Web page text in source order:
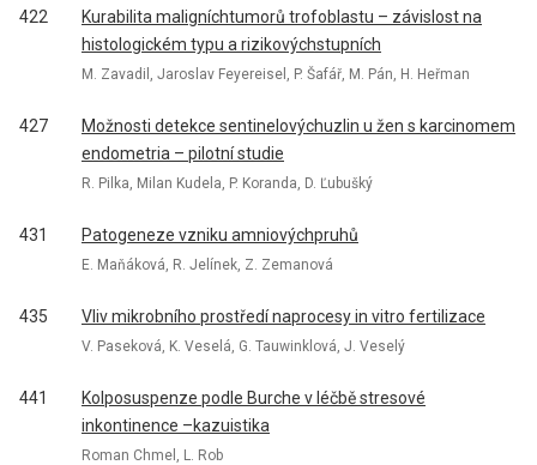
422
Kurabilita maligníchtumorů trofoblastu – závislost na
histologickém typu a rizikovýchstupních
M. Zavadil, Jaroslav Feyereisel, P. Šafář, M. Pán, H. Heřman
427
Možnosti detekce sentinelovýchuzlin u žen s karcinomem
endometria – pilotní studie
R. Pilka, Milan Kudela, P. Koranda, D. Ľubušký
431 Patogeneze vzniku amniovýchpruhů
E. Maňáková, R. Jelínek, Z. Zemanová
435 Vliv mikrobního prostředí naprocesy in vitro fertilizace
V. Paseková, K. Veselá, G. Tauwinklová, J. Veselý
441
Kolposuspenze podle Burche v léčbě stresové
inkontinence –kazuistika
Roman Chmel, L. Rob